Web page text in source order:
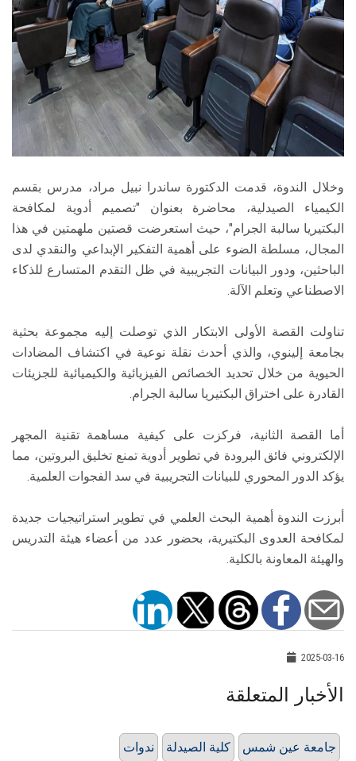
وخلال الندوة، قدمت الدكتورة ساندرا نبيل مراد، مدرس بقسم
الكيمياء الصيدلية، محاضرة بعنوان "تصميم أدوية لمكافحة
البكتيريا سالبة الجرام"، حيث استعرضت قصتين ملهمتين في هذا
المجال، مسلطة الضوء على أهمية التفكير الإبداعي والنقدي لدى
الباحثين، ودور البيانات التجريبية في ظل التقدم المتسارع للذكاء
الاصطناعي وتعلم الآلة.
تناولت القصة الأولى الابتكار الذي توصلت إليه مجموعة بحثية
بجامعة إلينوي، والذي أحدث نقلة نوعية في اكتشاف المضادات
الحيوية من خلال تحديد الخصائص الفيزيائية والكيميائية للجزيئات
القادرة على اختراق البكتيريا سالبة الجرام.
أما القصة الثانية، فركزت على كيفية مساهمة تقنية المجهر
الإلكتروني فائق البرودة في تطوير أدوية تمنع تخليق البروتين، مما
يؤكد الدور المحوري للبيانات التجريبية في سد الفجوات العلمية.
أبرزت الندوة أهمية البحث العلمي في تطوير استراتيجيات جديدة
لمكافحة العدوى البكتيرية، بحضور عدد من أعضاء هيئة التدريس
والهيئة المعاونة بالكلية.
2025-03-16
الأخبار المتعلقة
ندوات كلية الصيدلة جامعة عين شمس